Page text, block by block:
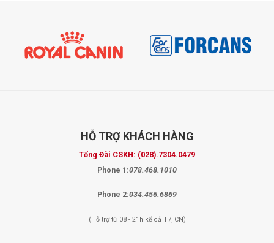
HỖ TRỢ KHÁCH HÀNG
Tổng Đài CSKH: (028).7304.0479
Phone 1:078.468.1010
Phone 2:034.456.6869
(Hỗ trợ từ 08 - 21h kể cả T7, CN)